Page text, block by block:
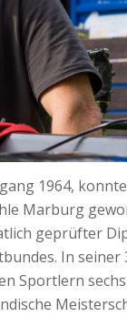
1964,
Marburg
geprüfter
In seiner
Sportlern